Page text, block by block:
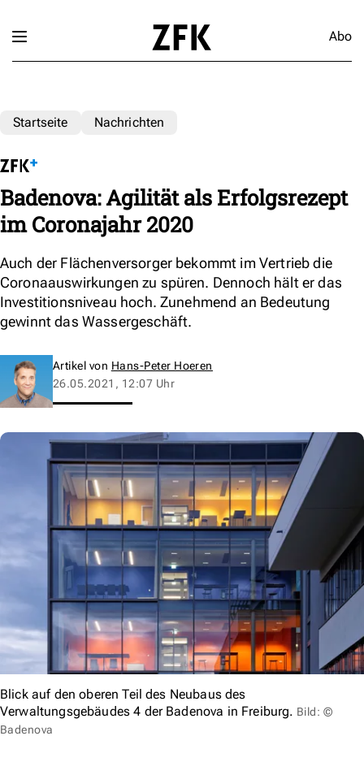
Abo
Startseite Nachrichten
Badenova: Agilität als Erfolgsrezept
im Coronajahr 2020
Auch der Flächenversorger bekommt im Vertrieb die
Coronaauswirkungen zu spüren. Dennoch hält er das
Investitionsniveau hoch. Zunehmend an Bedeutung
gewinnt das Wassergeschäft.
Artikel von Hans-Peter Hoeren
26.05.2021, 12:07 Uhr
Blick auf den oberen Teil des Neubaus des
Verwaltungsgebäudes 4 der Badenova in Freiburg. Bild: ©
Badenova